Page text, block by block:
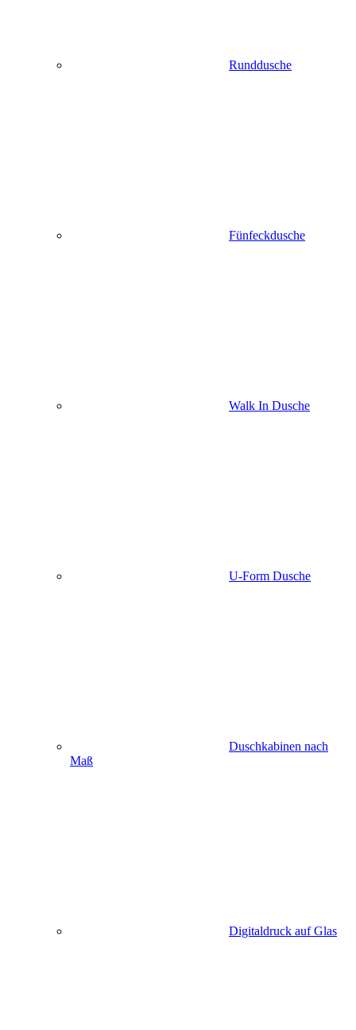
Runddusche
Fünfeckdusche
Walk In Dusche
U-Form Dusche
Duschkabinen nach
Maß
Digitaldruck auf Glas